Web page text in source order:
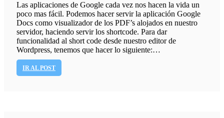
Las aplicaciones de Google cada vez nos hacen la vida un
poco mas fácil. Podemos hacer servir la aplicación Google
Docs como visualizador de los PDF’s alojados en nuestro
servidor, haciendo servir los shortcode. Para dar
funcionalidad al short code desde nuestro editor de
Wordpress, tenemos que hacer lo siguiente:…
IR AL POST